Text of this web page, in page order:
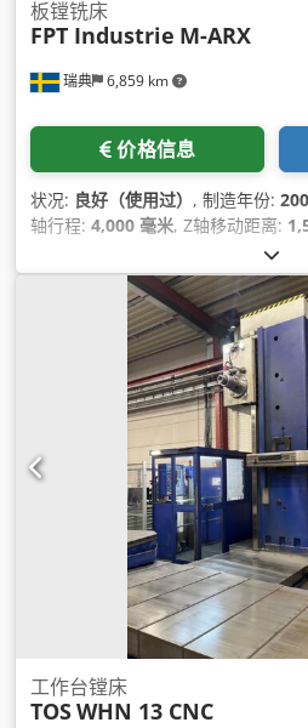
瑞典 6,859 km
板镗铣床
FPT Industrie M-ARX
价格信息
状况: 良好（使用过） , 制造年份:
轴行程: 4,000 毫米, Z轴移动距离:
, 进给长度 W轴:
米,
工作台镗床
TOSWHN 13 CNC